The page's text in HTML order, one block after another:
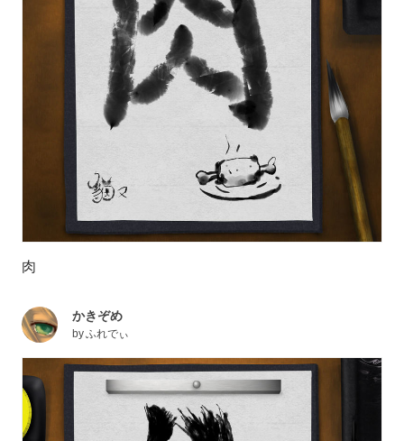
肉
かきぞめ
byふれでぃ